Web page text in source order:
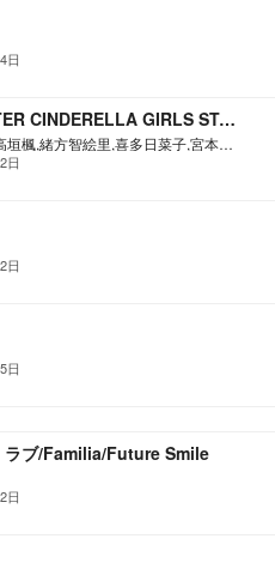
日
THE IDOLM@STER CINDERELLA GIRLS STARLIGHT MASTER R/LOCK ON! 01 星環世界
砂塚あきら,速水奏,高垣楓,緒方智絵里,喜多日菜子,宮本フレデリカ,相葉夕美,中野有香,片桐早苗
日
日
日
ラブ/Familia/Future Smile
日